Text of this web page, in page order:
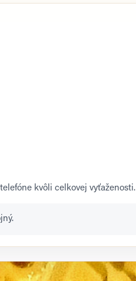
kvôli celkovej vyťaženosti.